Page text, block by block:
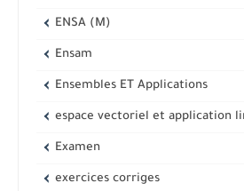
ENSA (M)
Ensam
Ensembles ET Applications
espace vectoriel et application
Examen
exercices corriges